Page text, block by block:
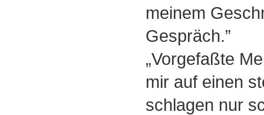
meinem
Gespräch.”
„Vorgefaßte
mir auf einen
schlagen nur